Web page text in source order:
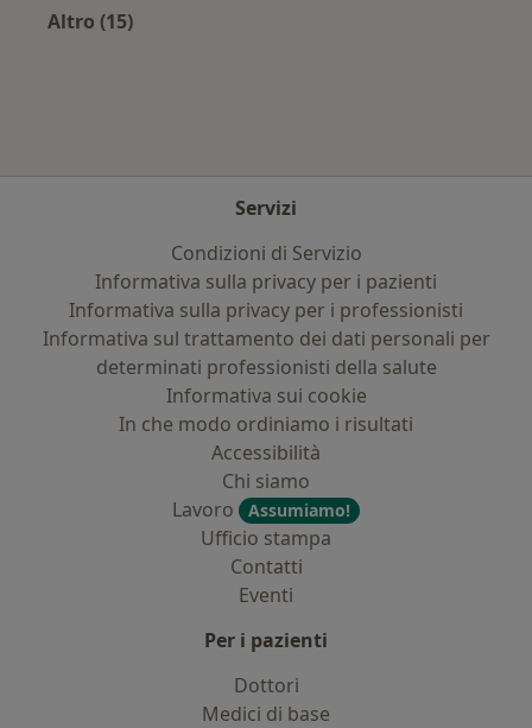
Altro (15)
Servizi
Condizioni di Servizio
Informativa sulla privacy per i pazienti
Informativa sulla privacy per i professionisti
Informativa sul trattamento dei dati personali per
determinati professionisti della salute
Informativa sui cookie
In che modo ordiniamo i risultati
Accessibilità
Chi siamo
Lavoro
Assumiamo!
Ufficio stampa
Contatti
Eventi
Per i pazienti
Dottori
Medici di base